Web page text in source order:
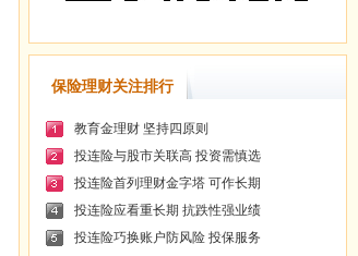
保险理财关注排行
教育金理财 坚持四原则
投连险与股市关联高 投资需慎选
投连险首列理财金字塔 可作长期
投连险应看重长期 抗跌性强业绩
投连险巧换账户防风险 投保服务